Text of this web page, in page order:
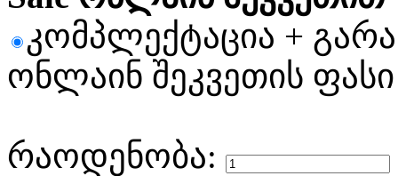
კომპლექტაცია +
ონლაინ შეკვეთის
რაოდენობა: